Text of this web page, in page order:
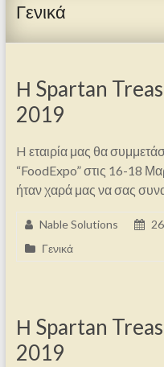
Γενικά
Η Spartan
2019
H εταιρία μας θα
“FoodExpo” στις 16-18
ήταν χαρά μας να σας
Nable Solutions
Γενικά
Η Spartan
2019